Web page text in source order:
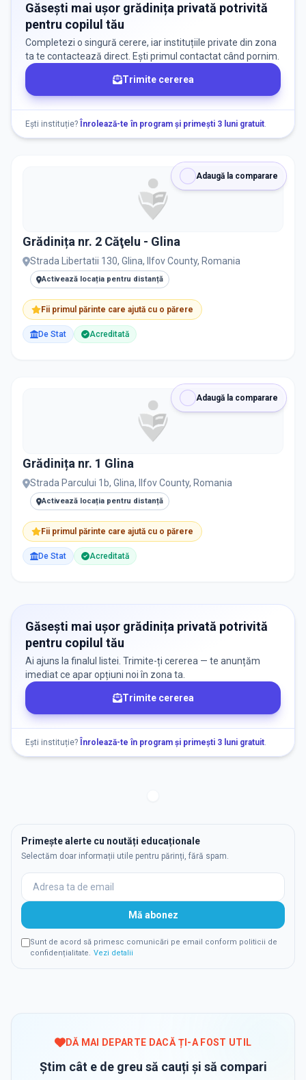
Nu există informații despre locuri libere
Nu există informații despre job-uri
PRIVAT / DE STAT
Toate Private
Resetează filtrele
Găsești mai ușor grădinița privată potrivită
pentru copilul tău
Completezi o singură cerere, iar instituțiile private din zona
ta te contactează direct. Ești primul contactat când pornim.
Trimite cererea
Ești instituție? Înrolează-te în program și primești 3 luni gratuit.
Adaugă la comparare
Grădinița nr. 2 Căţelu - Glina
Strada Libertatii 130, Glina, Ilfov County, Romania
Activează locația pentru distanță
Fii primul părinte care ajută cu o părere
De Stat Acreditată
Adaugă la comparare
Grădinița nr. 1 Glina
Strada Parcului 1b, Glina, Ilfov County, Romania
Activează locația pentru distanță
Fii primul părinte care ajută cu o părere
De Stat Acreditată
Găsești mai ușor grădinița privată potrivită
pentru copilul tău
Ai ajuns la finalul listei. Trimite-ți cererea — te anunțăm
imediat ce apar opțiuni noi în zona ta.
Trimite cererea
Ești instituție? Înrolează-te în program și primești 3 luni gratuit.
Primește alerte cu noutăți educaționale
Selectăm doar informații utile pentru părinți, fără spam.
Mă abonez
Sunt de acord să primesc comunicări pe email conform politicii de
confidențialitate. Vezi detalii
DĂ MAI DEPARTE DACĂ ȚI-A FOST UTIL
Știm cât e de greu să cauți și să compari